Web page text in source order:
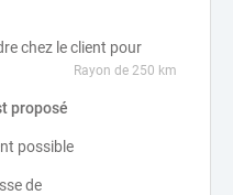
chez le client pour
Rayon de 250 km
proposé
possible
de